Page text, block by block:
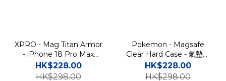
XPRO - Mag Titan Armor
- iPhone 18 Pro Max
Case 高度防撞磁吸支架手
機保護殼
HK$228.00
HK$298.00
Pokemon - Magsafe
Clear Hard Case - 氣墊防
撞磁吸透明手機保護硬殼
CD
HK$228.00
HK$298.00